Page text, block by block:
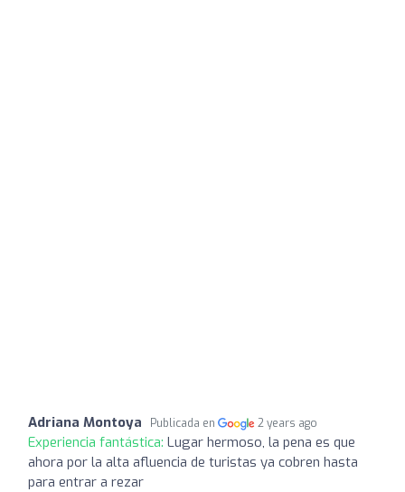
Adriana Montoya Publicada en 2 years ago
Experiencia fantástica: Lugar hermoso, la pena es que
ahora por la alta afluencia de turistas ya cobren hasta
para entrar a rezar